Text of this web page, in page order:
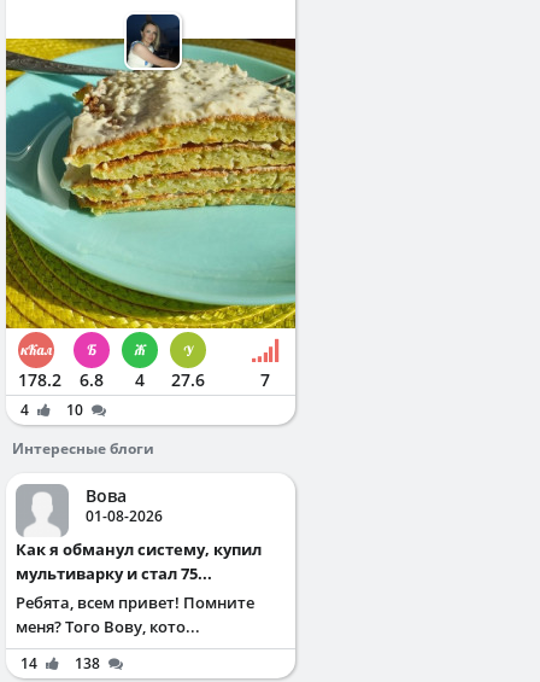
178.2 6.8 4 27.6 7
4
10
Интересные блоги
Вова
01-08-2026
Как я обманул систему, купил
мультиварку и стал 75...
Ребята, всем привет! Помните
меня? Того Вову, кото...
14 138